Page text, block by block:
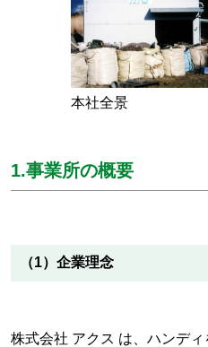
本社全景
1.事業所の概要
（1）企業理念
株式会社 アクス は、ハンデ